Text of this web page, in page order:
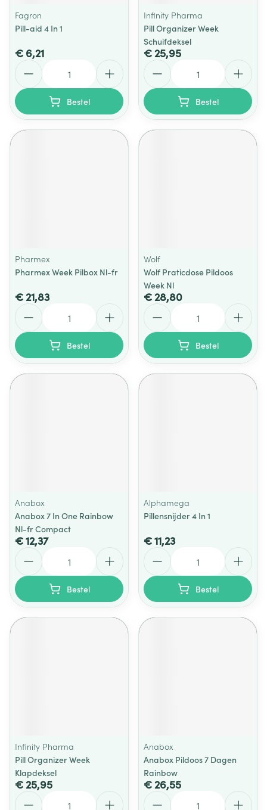
Fagron
Pill-aid 4 In 1
€ 6,21
Bestel
Infinity Pharma
Pill Organizer Week
Schuifdeksel
€ 25,95
Bestel
Pharmex
Pharmex Week Pilbox Nl-fr
€ 21,83
Bestel
Wolf
Wolf Praticdose Pildoos
Week Nl
€ 28,80
Bestel
Anabox
Anabox 7 In One Rainbow
Nl-fr Compact
€ 12,37
Bestel
Alphamega
Pillensnijder 4 In 1
€ 11,23
Bestel
Infinity Pharma
Pill Organizer Week
Klapdeksel
€ 25,95
Anabox
Anabox Pildoos 7 Dagen
Rainbow
€ 26,55